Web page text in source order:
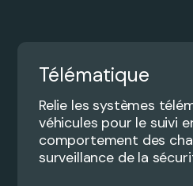
Télématique
Relie les systèmes
véhicules pour le suivi
comportement des
surveillance de la